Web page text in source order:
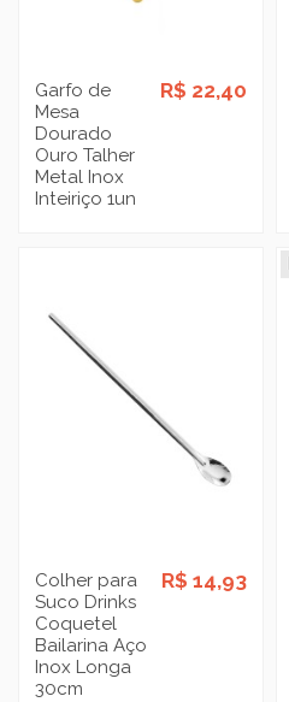
Garfo de
Mesa
Dourado
Ouro Talher
Metal Inox
Inteiriço 1un
R$ 22,40
Colher para
Suco Drinks
Coquetel
Bailarina Aço
Inox Longa
30cm
R$ 14,93